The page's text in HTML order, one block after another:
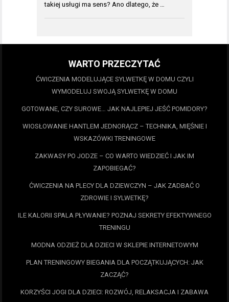
takiej usługi ma sens? Ano dlatego, że …
WARTO PRZECZYTAĆ
ĆWICZENIA MODELUJĄCE SYLWETKĘ W DOMU CZYLI
WYMODELUJ SWOJĄ SYLWETKĘ W DOMU
GOTOWANE, CZY SUROWE… JAK NAJLEPIEJ JEŚĆ POMIDORY?
WIOSŁOWANIE HANTLEM JEDNORĄCZ – TECHNIKA, MIĘŚNIE I
WSKAZÓWKI TRENINGOWE
ZAKWASY PO JODZE – CO WARTO WIEDZIEĆ I JAK IM
ZAPOBIEGAĆ?
ĆWICZENIA NA PLECY DLA DZIEWCZYN – JAK ZADBAĆ O
ZDROWIE I SYLWETKĘ?
ILE KALORII SPALA PŁYWANIE? POZNAJ SEKRETY EFEKTYWNEGO
TRENINGU
MODNA ODZIEŻ DLA DZIECI W SKLEPIE INTERNETOWYM
PLAN TRENINGOWY BIEGANIA DLA POCZĄTKUJĄCYCH: JAK
ZACZĄĆ?
KORZYŚCI JOGI DLA DZIECI: ROZWÓJ, RELAKSACJA I ZABAWA